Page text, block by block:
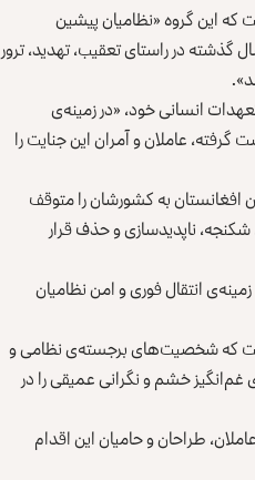
که این گروه «نظامیان پیشین
گذشته در راستای تعقیب، تهدید، ترور
انسانی خود، «در زمینه‌ی
عاملان و آمران این جنایت را
افغانستان به کشورشان را متوقف
ناپدیدسازی و حذف قرار
انتقال فوری و امن نظامیان
که شخصیت‌های برجسته‌ی نظامی و
غم‌انگیز خشم و نگرانی عمیقی را در
طراحان و حامیان این اقدام